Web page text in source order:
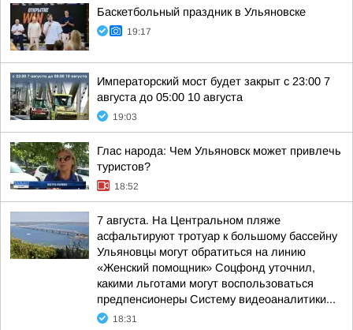
Баскетбольный праздник в Ульяновске
19:17
Императорский мост будет закрыт с 23:00 7
августа до 05:00 10 августа
19:03
Глас народа: Чем Ульяновск может привлечь
туристов?
18:52
7 августа. На Центральном пляже
асфальтируют тротуар к большому бассейну
Ульяновцы могут обратиться на линию
«Женский помощник» Соцфонд уточнил,
какими льготами могут воспользоваться
предпенсионеры Систему видеоаналитики...
18:31